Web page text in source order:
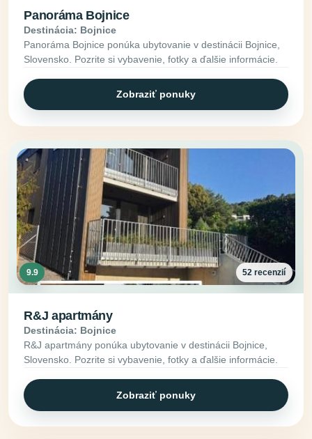
Panoráma Bojnice
Destinácia: Bojnice
Panoráma Bojnice ponúka ubytovanie v destinácii Bojnice,
Slovensko. Pozrite si vybavenie, fotky a ďalšie informácie.
Zobraziť ponuky
9.9 52 recenzií
R&J apartmány
Destinácia: Bojnice
R&J apartmány ponúka ubytovanie v destinácii Bojnice,
Slovensko. Pozrite si vybavenie, fotky a ďalšie informácie.
Zobraziť ponuky